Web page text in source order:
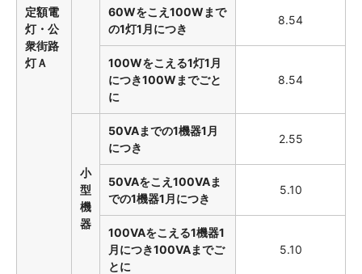
定額電
灯・公
衆街路
灯Ａ
60Wをこえ100Wまで
の1灯1月につき
8.54
100Wをこえる1灯1月
につき100Wまでごと
に
8.54
小
型
機
器
50VAまでの1機器1月
につき
2.55
50VAをこえ100VAま
での1機器1月につき
5.10
100VAをこえる1機器1
月につき100VAまでご
とに
5.10